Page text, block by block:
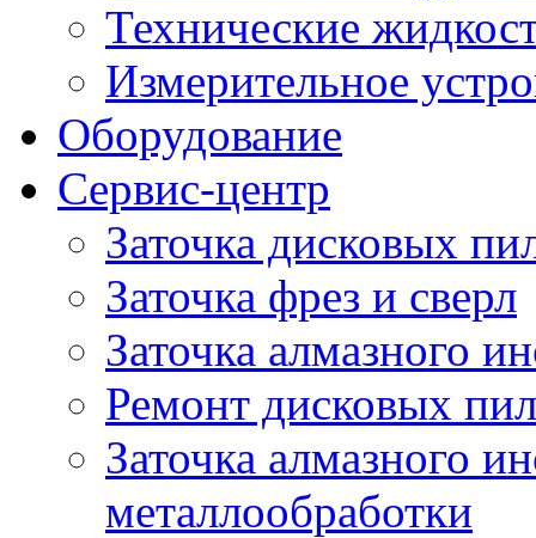
Технические
Измерительное
Оборудование
Сервис-центр
Заточка дисковых
Заточка фрез и сверл
Заточка алмазного
Ремонт дисковых пил
Заточка алмазного
металлообработки